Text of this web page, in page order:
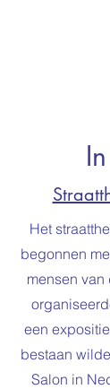
Het
begonnen
mensen
een
bestaan
Salon in